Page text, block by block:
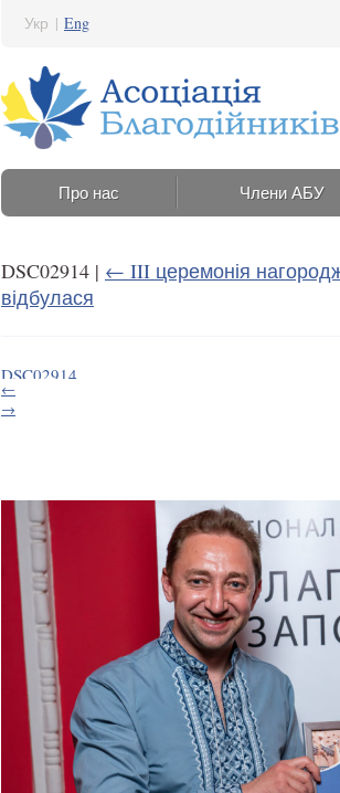
Укр | Eng
Про нас Члени АБУ
DSC02914 | ← III церемонія
відбулася
DSC02914
20 Травня 2021 15:32
←
→